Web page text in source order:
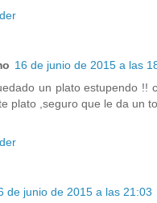
16 de junio de 2015 a las
un plato estupendo !!
plato ,seguro que le da un
de junio de 2015 a las 21:03